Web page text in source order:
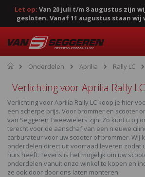
Let op: Van 20 juli t/m 8 augustus zijn
gesloten. Vanaf 11 augustus staan wij
naar
de
inhoud
Home
Onderdelen Aprilia Rally LC
Verlichting voor Aprilia Rally LC
Verlichting voor Aprilia Rally LC koop je hier
een scherpe prijs. Voor brommer en scooter
van Seggeren Tweewielers zijn! Zo kunt u bij
terecht voor de aanschaf van een nieuwe
carburateur voor uw scooter of brommer. Wij
onderdelen direct uit voorraad leveren zodat
huis heeft. Tevens is het mogelijk om uw
onderdelen vanuit onze winkel te kopen en
ze ook door door ons laten monteren.